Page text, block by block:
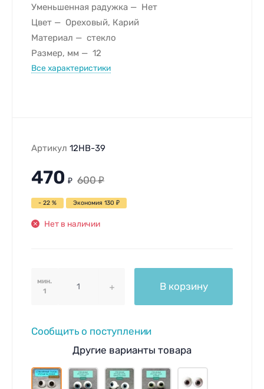
Уменьшенная радужка
Нет
Цвет
Ореховый, Карий
Материал
стекло
Размер, мм
12
Все характеристики
Артикул 12HB-39
470 ₽ 600 ₽
- 22 % Экономия 130 ₽
Нет в наличии
мин.
1
В корзину
Сообщить о поступлении
Другие варианты товара